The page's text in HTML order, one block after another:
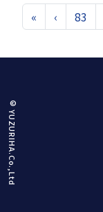
« ‹ 83
© YUZURIHA.Co.,Ltd